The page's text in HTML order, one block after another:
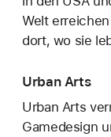
Welt
dort, wo sie
Urban Arts
Urban Arts
Gamedesign